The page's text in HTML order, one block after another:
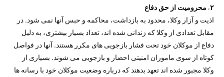
۲. محرومیت از حق دفاع
اذیت و آزار وکلا، محدود به بازداشت، محاکمه و حبس آنها نمی شود. در
مقابل تعدادی از وکلا که زندانی شده اند، تعداد بسیار بیشتری، به دلیل
دفاع از موکلان خود تحت فشار بازجویی های مکرر هستند. آنها در فواصل
کوتاه از سوی ماموران امنیتی احضار و بازجویی می شوند. بسیاری از
وکلا مجبور شده اند تعهد بدهند که درباره وضعیت موکلان خود با رسانه ها